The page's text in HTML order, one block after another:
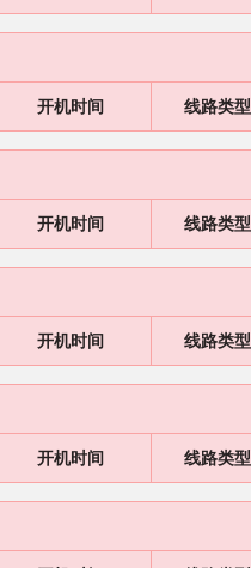
开机时间 线路类型
开机时间 线路类型
开机时间 线路类型
开机时间 线路类型